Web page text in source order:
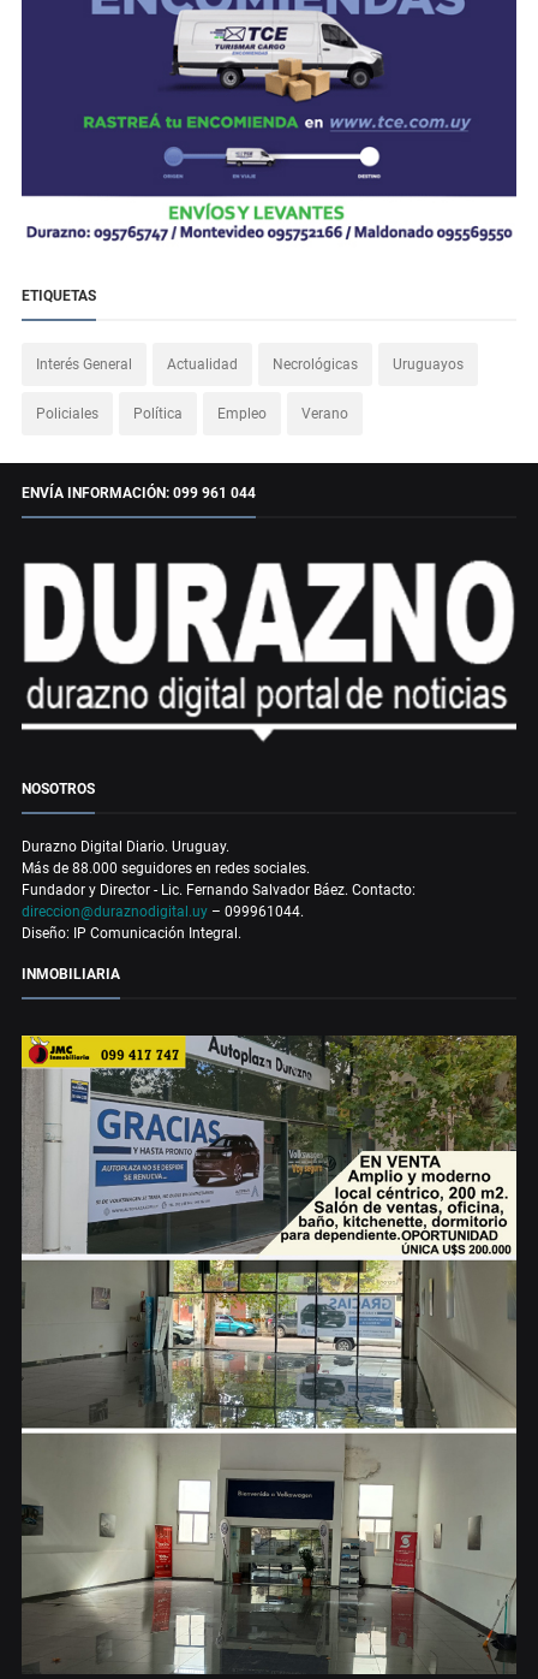
ETIQUETAS
Interés General Actualidad Necrológicas Uruguayos
Policiales Política Empleo Verano
ENVÍA INFORMACIÓN: 099 961 044
NOSOTROS
Durazno Digital Diario. Uruguay.
Más de 88.000 seguidores en redes sociales.
Fundador y Director - Lic. Fernando Salvador Báez. Contacto:
direccion@duraznodigital.uy – 099961044.
Diseño: IP Comunicación Integral.
INMOBILIARIA